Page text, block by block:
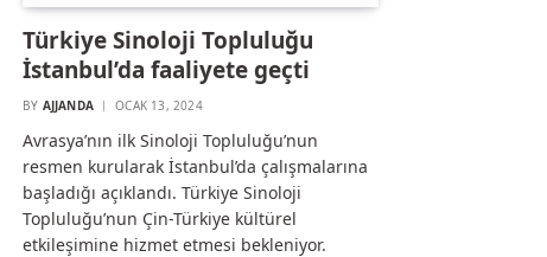
Türkiye Sinoloji Topluluğu
İstanbul’da faaliyete geçti
BY AJJANDA OCAK 13, 2024
Avrasya’nın ilk Sinoloji Topluluğu’nun
resmen kurularak İstanbul’da çalışmalarına
başladığı açıklandı. Türkiye Sinoloji
Topluluğu’nun Çin-Türkiye kültürel
etkileşimine hizmet etmesi bekleniyor.